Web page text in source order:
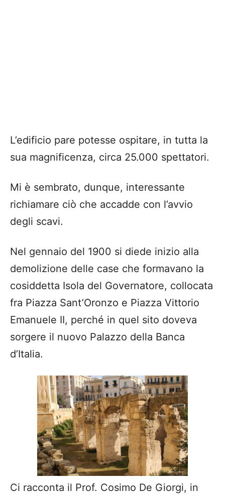
L’edificio pare potesse ospitare, in tutta la
sua magnificenza, circa 25.000 spettatori.
Mi è sembrato, dunque, interessante
richiamare ciò che accadde con l’avvio
degli scavi.
Nel gennaio del 1900 si diede inizio alla
demolizione delle case che formavano la
cosiddetta Isola del Governatore, collocata
fra Piazza Sant’Oronzo e Piazza Vittorio
Emanuele II, perché in quel sito doveva
sorgere il nuovo Palazzo della Banca
d’Italia.
Ci racconta il Prof. Cosimo De Giorgi, in